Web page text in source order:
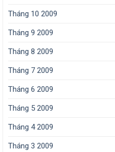
Tháng 10 2009
Tháng 9 2009
Tháng 8 2009
Tháng 7 2009
Tháng 6 2009
Tháng 5 2009
Tháng 4 2009
Tháng 3 2009